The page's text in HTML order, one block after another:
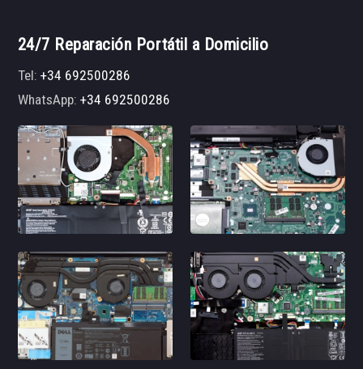
24/7 Reparación Portátil a Domicilio
Tel:+34 692500286
WhatsApp:+34 692500286